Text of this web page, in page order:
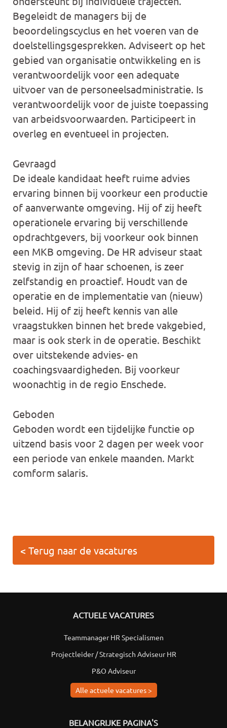
Begeleidt de managers bij de
beoordelingscyclus en het voeren van de
doelstellingsgesprekken. Adviseert op het
gebied van organisatie ontwikkeling en is
verantwoordelijk voor een adequate
uitvoer van de personeelsadministratie. Is
verantwoordelijk voor de juiste toepassing
van arbeidsvoorwaarden. Participeert in
overleg en eventueel in projecten.
Gevraagd
De ideale kandidaat heeft ruime advies
ervaring binnen bij voorkeur een productie
of aanverwante omgeving. Hij of zij heeft
operationele ervaring bij verschillende
opdrachtgevers, bij voorkeur ook binnen
een MKB omgeving. De HR adviseur staat
stevig in zijn of haar schoenen, is zeer
zelfstandig en proactief. Houdt van de
operatie en de implementatie van (nieuw)
beleid. Hij of zij heeft kennis van alle
vraagstukken binnen het brede vakgebied,
maar is ook sterk in de operatie. Beschikt
over uitstekende advies- en
coachingsvaardigheden. Bij voorkeur
woonachtig in de regio Enschede.
Geboden
Geboden wordt een tijdelijke functie op
uitzend basis voor 2 dagen per week voor
een periode van enkele maanden. Markt
comform salaris.
< Terug naar de vacatures
ACTUELE VACATURES
Teammanager HR Specialismen
Projectleider / Strategisch Adviseur HR
P&O Adviseur
Alle actuele vacatures >
BELANGRIJKE PAGINA'S